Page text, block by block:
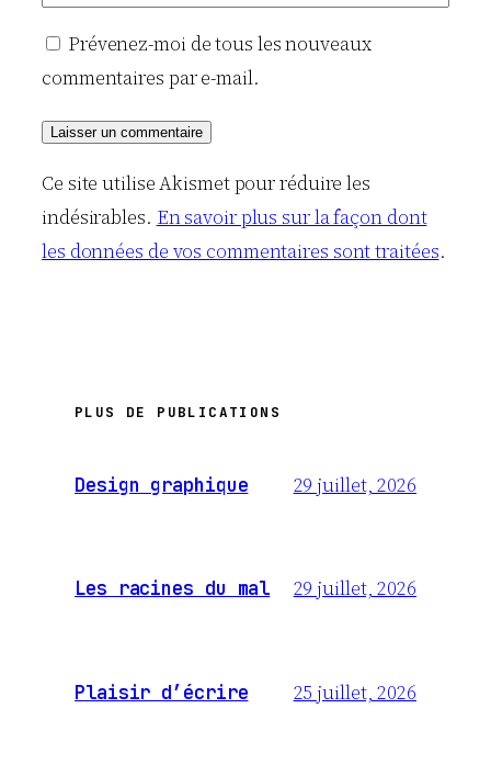
Prévenez-moi de tous les nouveaux
commentaires par e-mail.
Ce site utilise Akismet pour réduire les
indésirables. En savoir plus sur la façon dont
les données de vos commentaires sont traitées.
PLUS DE PUBLICATIONS
Design graphique 29 juillet, 2026
Les racines du mal 29 juillet, 2026
Plaisir d’écrire 25 juillet, 2026